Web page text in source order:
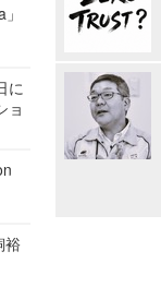
に
ョ
裕